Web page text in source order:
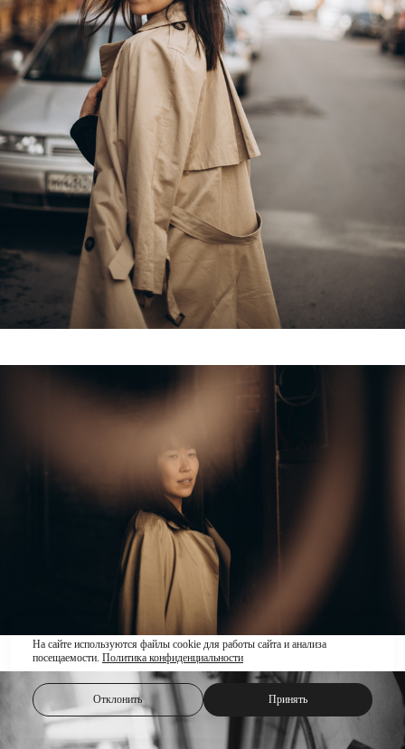
На сайте используются файлы cookie для работы сайта и анализа
посещаемости. Политика конфиденциальности
Отклонить Принять